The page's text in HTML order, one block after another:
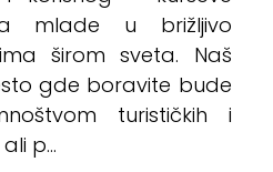
mlade u brižljivo
širom sveta. Naš
gde boravite bude
turističkih i
p...